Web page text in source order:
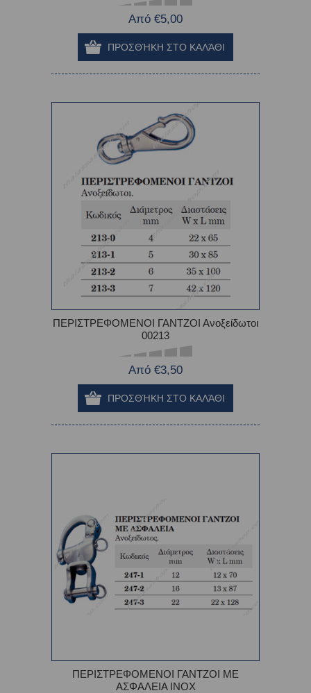
Από €5,00
ΠΕΡΙΣΤΡΕΦΟΜΕΝΟΙ ΓΑΝΤΖΟΙ Ανοξείδωτοι
00213
Από €3,50
ΠΕΡΙΣΤΡΕΦΟΜΕΝΟΙ ΓΑΝΤΖΟΙ ΜΕ
ΑΣΦΑΛΕΙΑ INOX